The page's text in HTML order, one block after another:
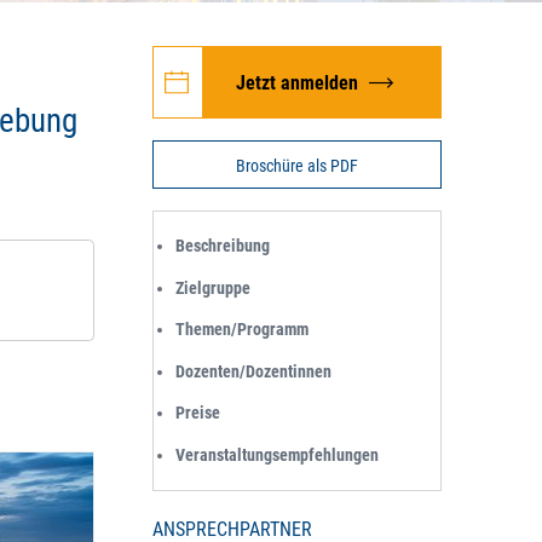
Jetzt anmelden
Broschüre als PDF
Beschreibung
Zielgruppe
Themen/Programm
Dozenten/Dozentinnen
Preise
Veranstaltungsempfehlungen
ANSPRECHPARTNER